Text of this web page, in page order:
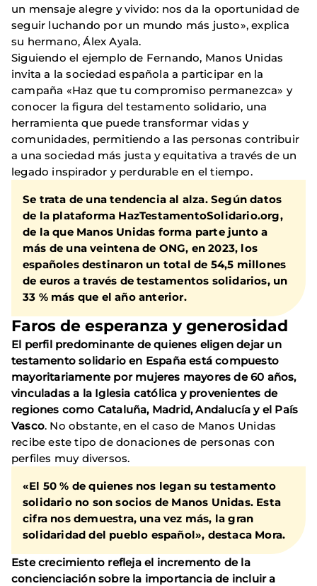
un mensaje alegre y vivido: nos da la oportunidad de
seguir luchando por un mundo más justo», explica
su hermano, Álex Ayala.
Siguiendo el ejemplo de Fernando, Manos Unidas
invita a la sociedad española a participar en la
campaña «Haz que tu compromiso permanezca» y
conocer la figura del testamento solidario, una
herramienta que puede transformar vidas y
comunidades, permitiendo a las personas contribuir
a una sociedad más justa y equitativa a través de un
legado inspirador y perdurable en el tiempo.
Se trata de una tendencia al alza. Según datos
de la plataforma HazTestamentoSolidario.org,
de la que Manos Unidas forma parte junto a
más de una veintena de ONG, en 2023, los
españoles destinaron un total de 54,5 millones
de euros a través de testamentos solidarios, un
33 % más que el año anterior.
Faros de esperanza y generosidad
El perfil predominante de quienes eligen dejar un
testamento solidario en España está compuesto
mayoritariamente por mujeres mayores de 60 años,
vinculadas a la Iglesia católica y provenientes de
regiones como Cataluña, Madrid, Andalucía y el País
Vasco. No obstante, en el caso de Manos Unidas
recibe este tipo de donaciones de personas con
perfiles muy diversos.
«El 50 % de quienes nos legan su testamento
solidario no son socios de Manos Unidas. Esta
cifra nos demuestra, una vez más, la gran
solidaridad del pueblo español», destaca Mora.
Este crecimiento refleja el incremento de la
concienciación sobre la importancia de incluir a